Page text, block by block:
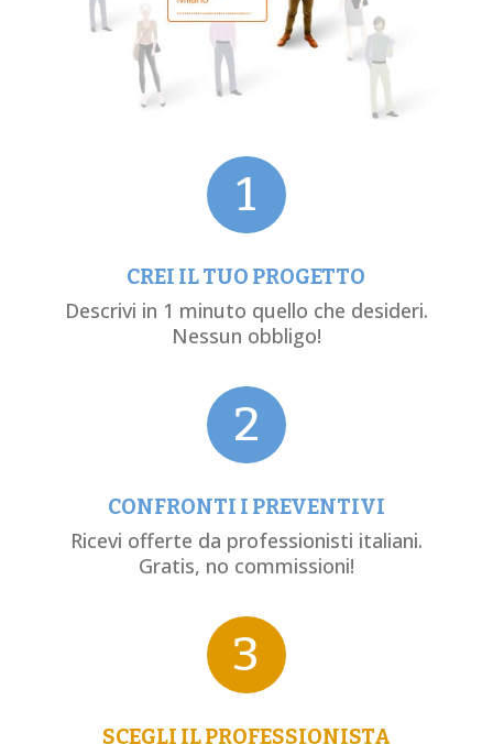
1
CREI IL TUO PROGETTO
Descrivi in 1 minuto quello che desideri.
Nessun obbligo!
2
CONFRONTI I PREVENTIVI
Ricevi offerte da professionisti italiani.
Gratis, no commissioni!
3
SCEGLI IL PROFESSIONISTA